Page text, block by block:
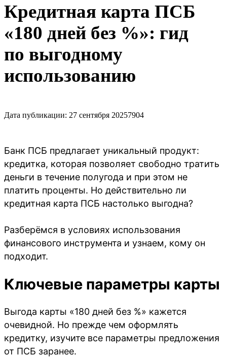
Кредитная карта ПСБ
«180 дней без %»: гид
по выгодному
использованию
Дата публикации: 27 сентября 20257904
Банк ПСБ предлагает уникальный продукт:
кредитка, которая позволяет свободно тратить
деньги в течение полугода и при этом не
платить проценты. Но действительно ли
кредитная карта ПСБ настолько выгодна?
Разберёмся в условиях использования
финансового инструмента и узнаем, кому он
подходит.
Ключевые параметры карты
Выгода карты «180 дней без %» кажется
очевидной. Но прежде чем оформлять
кредитку, изучите все параметры предложения
от ПСБ заранее.